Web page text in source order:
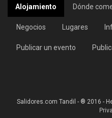
Alojamiento Dónde
Negocios Lugares
Publicar un evento
Salidores.com Tandil - ® 2016 -